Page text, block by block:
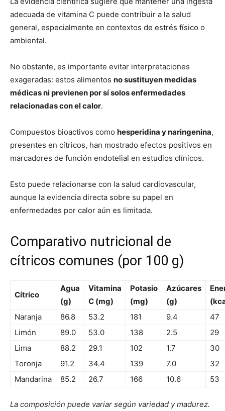
adecuada de vitamina C puede contribuir a la salud
general, especialmente en contextos de estrés físico o
ambiental.
No obstante, es importante evitar interpretaciones
exageradas: estos alimentos no sustituyen medidas
médicas ni previenen por sí solos enfermedades
relacionadas con el calor.
Compuestos bioactivos como hesperidina y naringenina,
presentes en cítricos, han mostrado efectos positivos en
marcadores de función endotelial en estudios clínicos.
Esto puede relacionarse con la salud cardiovascular,
aunque la evidencia directa sobre su papel en
enfermedades por calor aún es limitada.
Comparativo nutricional de
cítricos comunes (por 100 g)
Cítrico
Agua
(g)
Vitamina
C (mg)
Potasio
(mg)
Azúcares
(g)
Naranja
86.8 53.2 181 9.4
47
Limón
89.0 53.0 138 2.5
29
Lima
88.2 29.1 102 1.7
30
Toronja
91.2 34.4 139 7.0
32
Mandarina
85.2 26.7 166 10.6 53
La composición puede variar según variedad y madurez.